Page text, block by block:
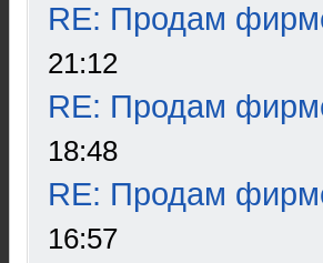
RE: Продам
21:12
RE: Продам
18:48
RE: Продам
16:57